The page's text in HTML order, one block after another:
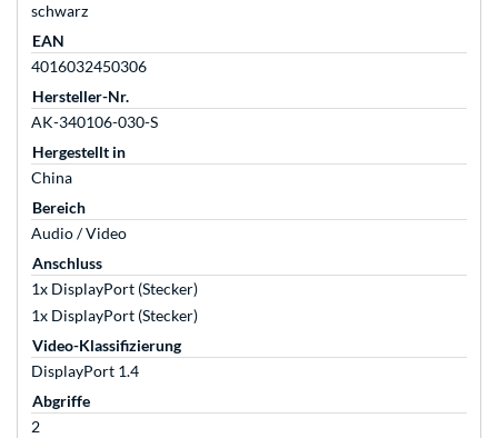
schwarz
EAN
4016032450306
Hersteller-Nr.
AK-340106-030-S
Hergestellt in
China
Bereich
Audio / Video
Anschluss
1x DisplayPort (Stecker)
1x DisplayPort (Stecker)
Video-Klassifizierung
DisplayPort 1.4
Abgriffe
2